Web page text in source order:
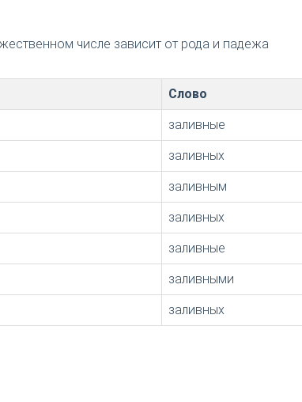
числе зависит от рода и падежа
Слово
заливные
заливных
заливным
заливных
заливные
заливными
заливных